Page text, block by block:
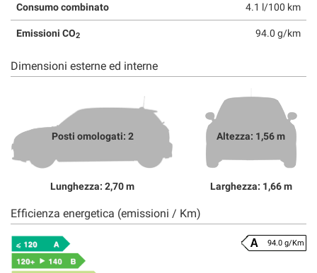
Consumo combinato 4.1 l/100 km
Emissioni CO2 94.0 g/km
Dimensioni esterne ed interne
Posti omologati: 2
Lunghezza: 2,70 m
Altezza: 1,56 m
Larghezza: 1,66 m
Efficienza energetica (emissioni / Km)
94.0 g/Km